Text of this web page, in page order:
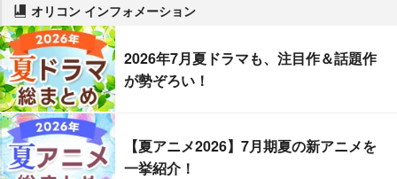
オリコン インフォメーション
2026年7月夏ドラマも、注目作＆話題作
が勢ぞろい！
【夏アニメ2026】7月期夏の新アニメを
一挙紹介！